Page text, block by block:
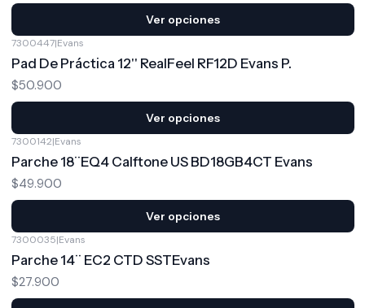
Ver opciones
7300447|Evans
Pad De Práctica 12'' RealFeel RF12D Evans P.
$50.900
Ver opciones
7300142|Evans
Parche 18¨EQ4 Calftone US BD18GB4CT Evans
$49.900
Ver opciones
7300035|Evans
Parche 14¨ EC2 CTD SSTEvans
$27.900